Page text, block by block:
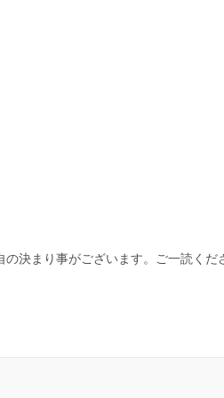
決まり事がございます。ご一読くだ